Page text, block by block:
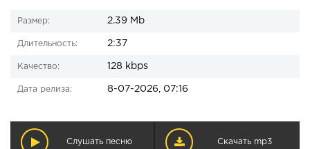
Размер: 2.39 Mb
Длительность: 2:37
Качество: 128 kbps
Дата релиза: 8-07-2026, 07:16
Слушать песню Скачать mp3